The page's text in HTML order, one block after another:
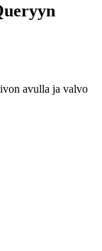
avulla ja valvo